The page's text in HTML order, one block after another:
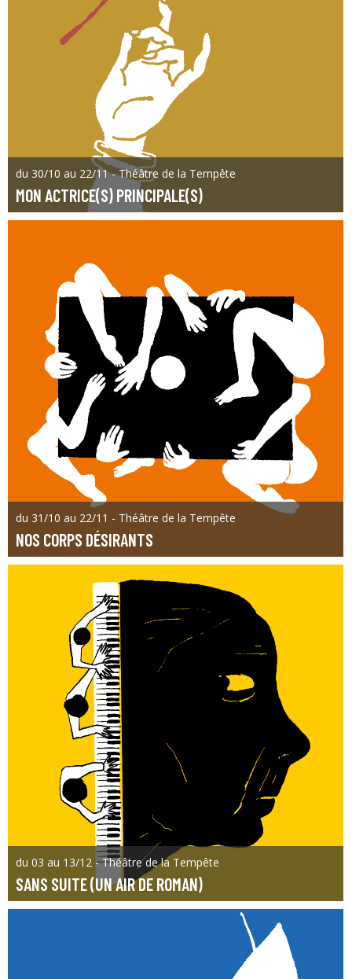
du 30/10 au 22/11 - Théâtre de la Tempête
MON ACTRICE(S) PRINCIPALE(S)
du 31/10 au 22/11 - Théâtre de la Tempête
NOS CORPS DÉSIRANTS
du 03 au 13/12 - Théâtre de la Tempête
SANS SUITE (UN AIR DE ROMAN)